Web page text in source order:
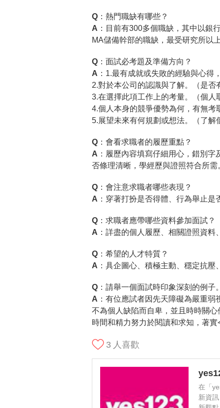
Q：熱門職缺有哪些？
A： 目前有300多個職缺，其中以銀
MA儲備幹部的職缺，最受研究所以
Q：面試必考題及準備方向？
A： 1.最有成就或失敗的經驗與心得
2.對於本公司的認識與了解。（是否
3.在選擇此項工作上的考量。（個人
4.個人本身的競爭優勢為何，有無考
5.展望未來有何規劃或想法。（了解
Q：會看求職者的履歷重點？
A： 履歷內容填寫仔細用心，錯別
否條理清晰，學經歷與證照符合所需
Q：會注意求職者哪些表現？
A： 穿著打扮是否得體、行為舉止是
Q：求職者應帶哪些資料參加面試？
A： 詳盡的個人履歷、相關證照資料
Q：希望的人才特質？
A： 具企圖心、積極主動、穩定抗壓
Q：請舉一個面試時印象深刻的例子
A： 有位應試者因先天障礙為嚴重弱
不為個人缺陷而自卑，並且時時關
時間和精力努力於閱讀和求知，著
3 人喜歡
在「
新資